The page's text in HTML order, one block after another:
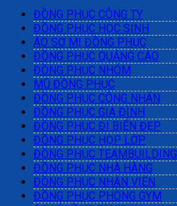
ĐỒNG PHỤC CÔNG TY
ĐỒNG PHỤC HỌC SINH
ÁO SƠ MI ĐỒNG PHỤC
ĐỒNG PHỤC QUẢNG CÁO
ĐỒNG PHỤC NHÓM
MŨ ĐỒNG PHỤC
ĐỒNG PHỤC CÔNG NHÂN
ĐỒNG PHỤC GIA ĐÌNH
ĐỒNG PHỤC ĐI BIỂN ĐẸP
ĐỒNG PHỤC HỌP LỚP
ĐỒNG PHỤC TEAMBUILDING
ĐỒNG PHỤC NHÀ HÀNG
ĐỒNG PHỤC NHÂN VIÊN
ĐỒNG PHỤC PHÒNG GYM